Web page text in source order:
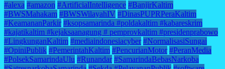
#alexa #amazon #ArtificialIntelligence #BanjirKaltim
#BWSMahakam #BWSWilayahIV #DinasPUPRPeraKaltim
#KeamananParkir #ksopsamarinda #poldakaltim #kabareskrim
#kajatikaltim #kejaksaanagung # pemprovkaltim #presidenprabowo
#LingkunganKaltim #mediaindonesiacyber #NormalisasiSungai
#OpiniPublik #PemerintahKaltim #PencurianMotor #PeranMedia
#PolsekSamarindaUlu #Runandar #SamarindaBebasNarkoba